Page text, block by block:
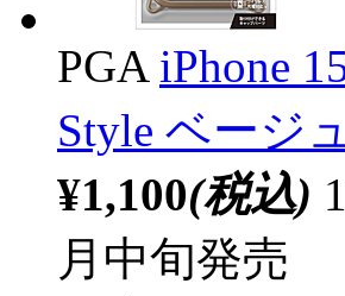
PGA iPhone
Style ベージ
¥1,100(税込)
月中旬発売